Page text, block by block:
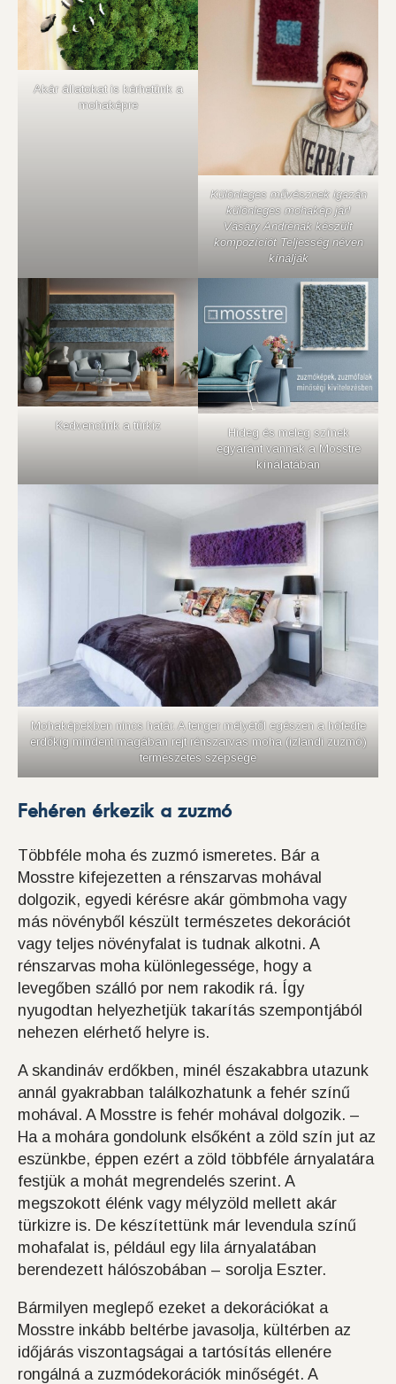
Akár állatokat is kérhetünk a
mohaképre
Különleges művésznek igazán
különleges mohakép jár!
Vásáry Andrénak készült
kompozíciót Teljesség néven
kínálják
Kedvencünk a türkiz
Hideg és meleg színek
egyaránt vannak a Mosstre
kínálatában
Mohaképekben nincs határ. A tenger mélyétől egészen a hófedte
erdőkig mindent magában rejt rénszarvas moha (izlandi zuzmó)
természetes szépsége
Fehéren érkezik a zuzmó
Többféle moha és zuzmó ismeretes. Bár a
Mosstre kifejezetten a rénszarvas mohával
dolgozik, egyedi kérésre akár gömbmoha vagy
más növényből készült természetes dekorációt
vagy teljes növényfalat is tudnak alkotni. A
rénszarvas moha különlegessége, hogy a
levegőben szálló por nem rakodik rá. Így
nyugodtan helyezhetjük takarítás szempontjából
nehezen elérhető helyre is.
A skandináv erdőkben, minél északabbra utazunk
annál gyakrabban találkozhatunk a fehér színű
mohával. A Mosstre is fehér mohával dolgozik. –
Ha a mohára gondolunk elsőként a zöld szín jut az
eszünkbe, éppen ezért a zöld többféle árnyalatára
festjük a mohát megrendelés szerint. A
megszokott élénk vagy mélyzöld mellett akár
türkizre is. De készítettünk már levendula színű
mohafalat is, például egy lila árnyalatában
berendezett hálószobában – sorolja Eszter.
​Bármilyen meglepő ezeket a dekorációkat a
Mosstre inkább beltérbe javasolja, kültérben az
időjárás viszontagságai a tartósítás ellenére
rongálná a zuzmódekorációk minőségét. A